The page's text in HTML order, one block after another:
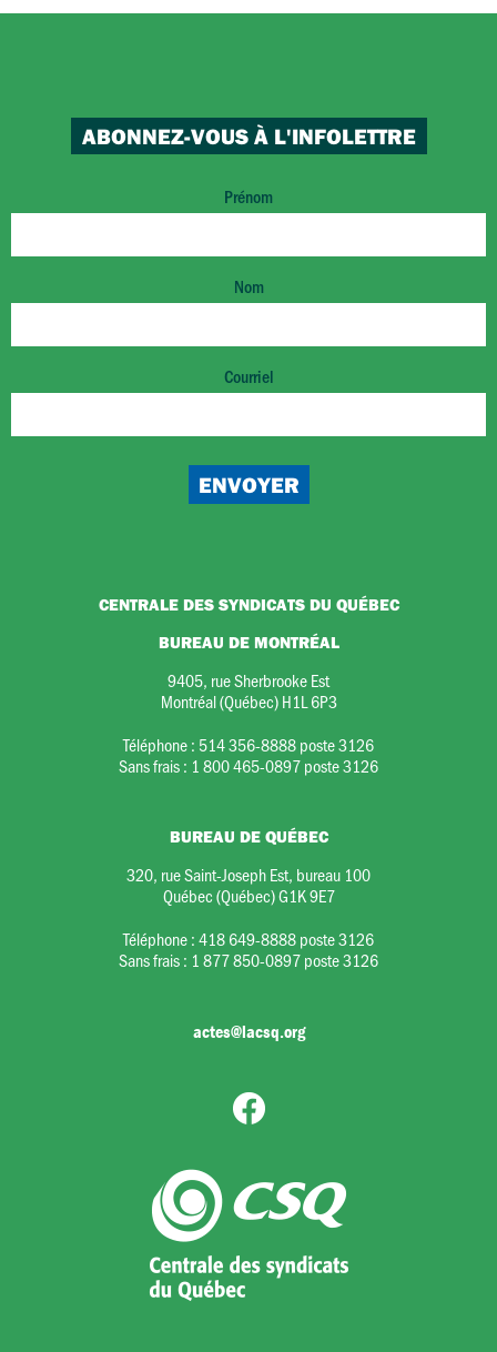
ABONNEZ-VOUS À L'INFOLETTRE
Prénom
Nom
Courriel
CENTRALE DES SYNDICATS DU QUÉBEC
BUREAU DE MONTRÉAL
9405, rue Sherbrooke Est
Montréal (Québec) H1L 6P3
Téléphone : 514 356-8888 poste 3126
Sans frais : 1 800 465-0897 poste 3126
BUREAU DE QUÉBEC
320, rue Saint-Joseph Est, bureau 100
Québec (Québec) G1K 9E7
Téléphone :418 649-8888 poste 3126
Sans frais : 1 877 850-0897 poste 3126
actes@lacsq.org